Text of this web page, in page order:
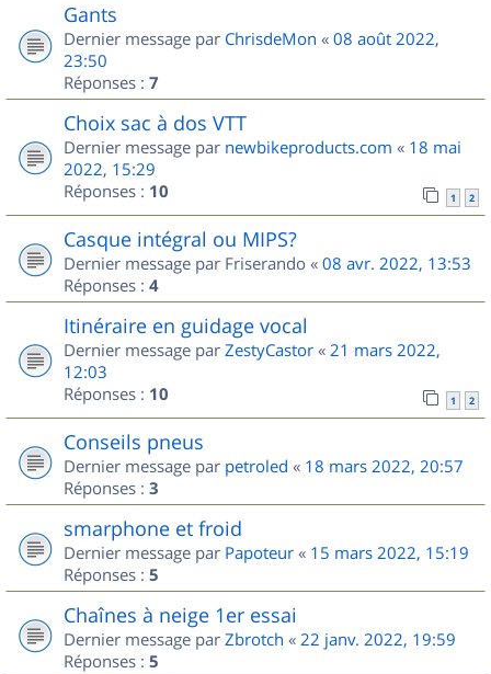
Gants
Dernier message par ChrisdeMon « 08 août 2022,
23:50
Réponses : 7
Choix sac à dos VTT
Dernier message par newbikeproducts.com « 18 mai
2022, 15:29
Réponses : 10 1 2
Casque intégral ou MIPS?
Dernier message par Friserando « 08 avr. 2022, 13:53
Réponses : 4
Itinéraire en guidage vocal
Dernier message par ZestyCastor « 21 mars 2022,
12:03
Réponses : 10 1 2
Conseils pneus
Dernier message par petroled « 18 mars 2022, 20:57
Réponses : 3
smarphone et froid
Dernier message par Papoteur « 15 mars 2022, 15:19
Réponses : 5
Chaînes à neige 1er essai
Dernier message par Zbrotch « 22 janv. 2022, 19:59
Réponses : 5